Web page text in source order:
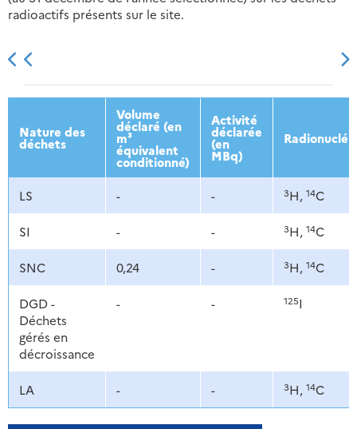
radioactifs présents sur le site.
2013 2014 2015 2016
Nature des
déchets
Volume
déclaré (en
m³
équivalent
conditionné)
Activité
déclarée
(en
MBq)
LS - - 3H, 14C
SI - - 3H, 14C
SNC 0,24 - 3H, 14C
DGD -
Déchets
gérés en
décroissance
- - 125I
LA - - 3H, 14C